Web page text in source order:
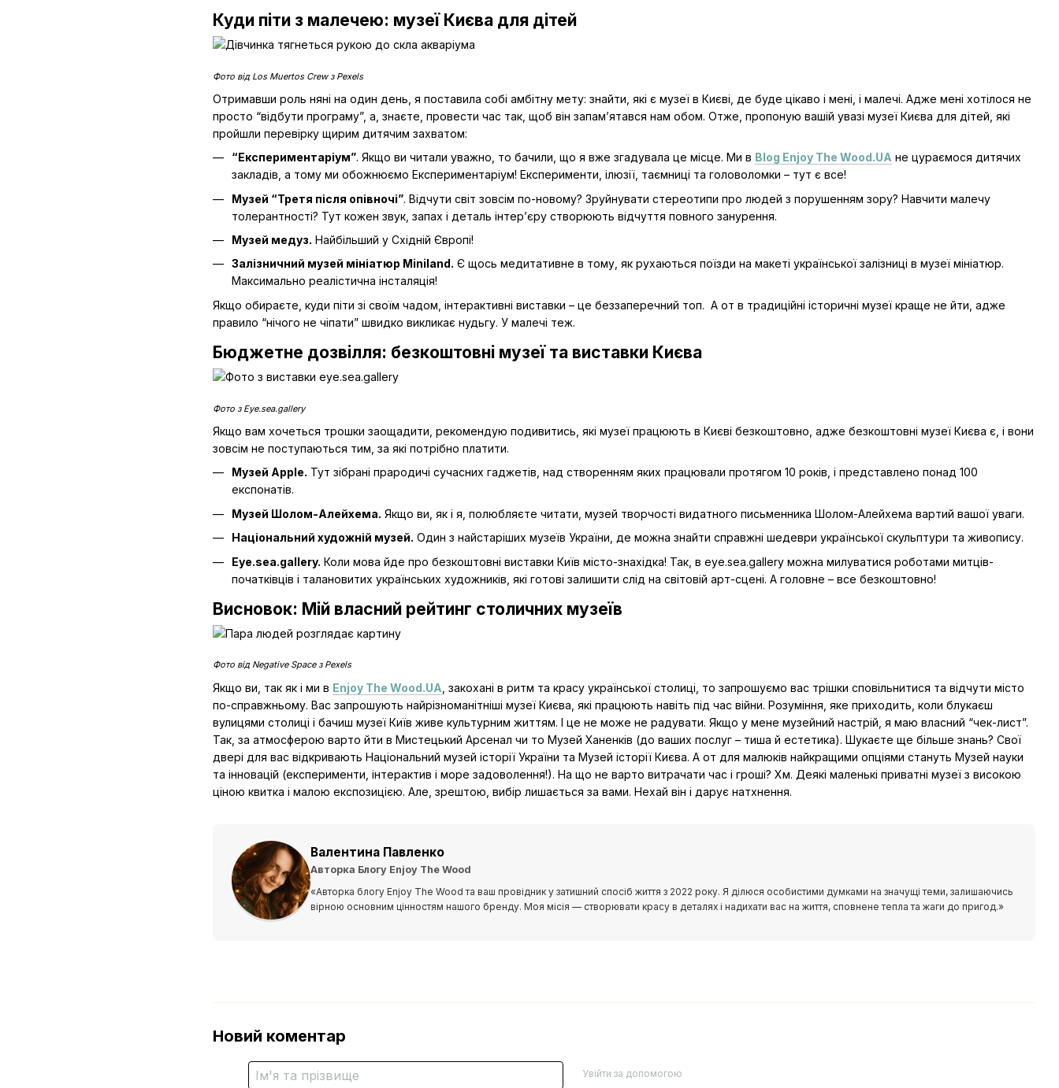
Куди піти з малечею: музеї Києва для дітей
Фото від Los Muertos Crew з Pexels
Отримавши роль няні на один день, я поставила собі амбітну мету: знайти, які є музеї в Києві, де буде цікаво і мені, і малечі. Адже мені хотілося не
просто “відбути програму”, а, знаєте, провести час так, щоб він запам’ятався нам обом. Отже, пропоную вашій увазі музеї Києва для дітей, які
пройшли перевірку щирим дитячим захватом:
“Експериментаріум”. Якщо ви читали уважно, то бачили, що я вже згадувала це місце. Ми в Blog Enjoy The Wood.UA не цураємося дитячих
закладів, а тому ми обожнюємо Експериментаріум! Експерименти, ілюзії, таємниці та головоломки – тут є все!
Музей “Третя після опівночі”. Відчути світ зовсім по-новому? Зруйнувати стереотипи про людей з порушенням зору? Навчити малечу
толерантності? Тут кожен звук, запах і деталь інтер’єру створюють відчуття повного занурення.
Музей медуз. Найбільший у Східній Європі!
Залізничний музей мініатюр Miniland. Є щось медитативне в тому, як рухаються поїзди на макеті української залізниці в музеї мініатюр.
Максимально реалістична інсталяція!
Якщо обираєте, куди піти зі своїм чадом, інтерактивні виставки – це беззаперечний топ. А от в традиційні історичні музеї краще не йти, адже
правило “нічого не чіпати” швидко викликає нудьгу. У малечі теж.
Бюджетне дозвілля: безкоштовні музеї та виставки Києва
Фото з Eye.sea.gallery
Якщо вам хочеться трошки заощадити, рекомендую подивитись, які музеї працюють в Києві безкоштовно, адже безкоштовні музеї Києва є, і вони
зовсім не поступаються тим, за які потрібно платити.
Музей Apple. Тут зібрані прародичі сучасних гаджетів, над створенням яких працювали протягом 10 років, і представлено понад 100
експонатів.
Музей Шолом-Алейхема. Якщо ви, як і я, полюбляєте читати, музей творчості видатного письменника Шолом-Алейхема вартий вашої уваги.
Національний художній музей. Один з найстаріших музеїв України, де можна знайти справжні шедеври української скульптури та живопису.
Eye.sea.gallery. Коли мова йде про безкоштовні виставки Київ місто-знахідка! Так, в eye.sea.gallery можна милуватися роботами митців-
початківців і талановитих українських художників, які готові залишити слід на світовій арт-сцені. А головне – все безкоштовно!
Висновок: Мій власний рейтинг столичних музеїв
Фото від Negative Space з Pexels
Якщо ви, так як і ми в Enjoy The Wood.UA , закохані в ритм та красу української столиці, то запрошуємо вас трішки сповільнитися та відчути місто
по-справжньому. Вас запрошують найрізноманітніші музеї Києва, які працюють навіть під час війни. Розуміння, яке приходить, коли блукаєш
вулицями столиці і бачиш музеї Київ живе культурним життям. І це не може не радувати. Якщо у мене музейний настрій, я маю власний “чек-лист”.
Так, за атмосферою варто йти в Мистецький Арсенал чи то Музей Ханенків (до ваших послуг – тиша й естетика). Шукаєте ще більше знань? Свої
двері для вас відкривають Національний музей історії України та Музей історії Києва. А от для малюків найкращими опціями стануть Музей науки
та інновацій (експерименти, інтерактив і море задоволення!). На що не варто витрачати час і гроші? Хм. Деякі маленькі приватні музеї з високою
ціною квитка і малою експозицією. Але, зрештою, вибір лишається за вами. Нехай він і дарує натхнення.
Валентина Павленко
Авторка Блогу Enjoy The Wood
«Авторка блогу Enjoy The Wood та ваш провідник у затишний спосіб життя з 2022 року. Я ділюся особистими думками на значущі теми, залишаючись
вірною основним цінностям нашого бренду. Моя місія — створювати красу в деталях і надихати вас на життя, сповнене тепла та жаги до пригод.»
Новий коментар
Увійти за допомогою